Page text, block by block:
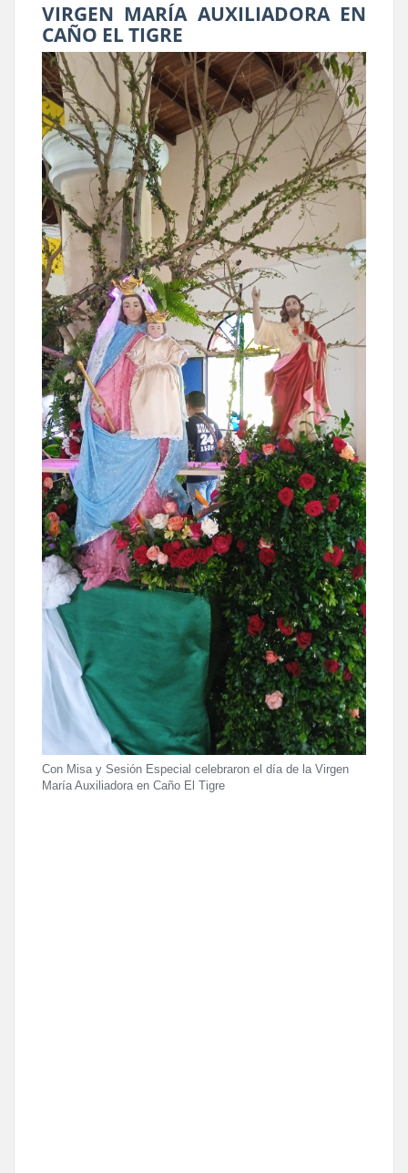
VIRGEN MARÍA AUXILIADORA EN
CAÑO EL TIGRE
Con Misa y Sesión Especial celebraron el día de la Virgen
María Auxiliadora en Caño El Tigre